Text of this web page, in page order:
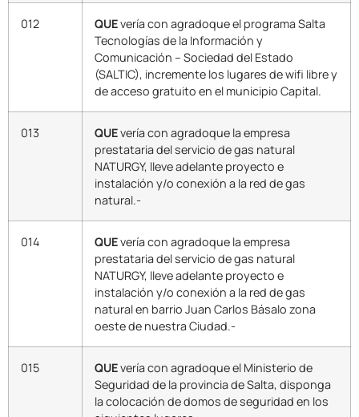
012 QUEvería con agradoque el programa Salta
Tecnologías de la Información y
Comunicación – Sociedad del Estado
(SALTIC), incremente los lugares de wifi libre y
de acceso gratuito en el municipio Capital.
013 QUEvería con agradoque la empresa
prestataria del servicio de gas natural
NATURGY, lleve adelante proyecto e
instalación y/o conexión a la red de gas
natural.-
014 QUEvería con agradoque la empresa
prestataria del servicio de gas natural
NATURGY, lleve adelante proyecto e
instalación y/o conexión a la red de gas
natural en barrio Juan Carlos Básalo zona
oeste de nuestra Ciudad.-
015 QUEvería con agradoque el Ministerio de
Seguridad de la provincia de Salta, disponga
la colocación de domos de seguridad en los